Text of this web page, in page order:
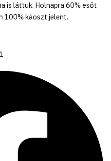
is láttuk. Holnapra 60% esőt
100% káoszt jelent.